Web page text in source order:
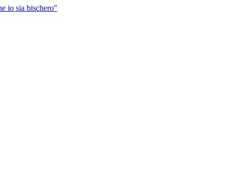
io sia bischero"